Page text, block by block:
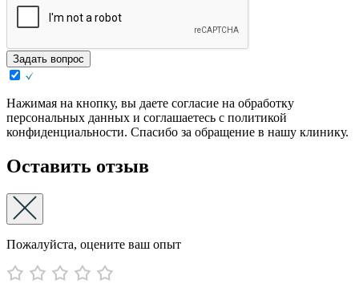
Задать вопрос
Нажимая на кнопку, вы даете согласие на обработку
персональных данных и соглашаетесь с политикой
конфиденциальности. Спасибо за обращение в нашу клинику.
Оставить отзыв
Пожалуйста, оцените ваш опыт